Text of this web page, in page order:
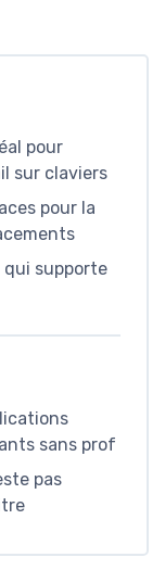
pour
sur claviers
pour la
supporte
sans prof
pas